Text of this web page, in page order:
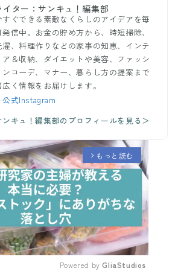
イター：サンキュ！編集部
すぐできる素敵なくらしのアイデアを毎
発信中。お金の貯め方から、時短掃除、
濯、料理作りなどの家事の知恵、インテ
ア＆収納、ダイエットや美容、ファッシ
ンコーデ、マナー、暮らし方の提案まで
広く情報をお届けします。
式Instagram
ンキュ！編集部のプロフィールを見る＞
arrow_forward_ios もっと読む
Powered by GliaStudios